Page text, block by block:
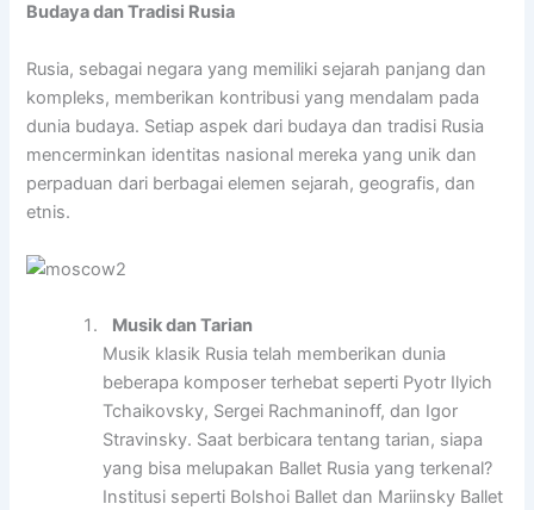
Budaya dan Tradisi Rusia
Rusia, sebagai negara yang memiliki sejarah panjang dan
kompleks, memberikan kontribusi yang mendalam pada
dunia budaya. Setiap aspek dari budaya dan tradisi Rusia
mencerminkan identitas nasional mereka yang unik dan
perpaduan dari berbagai elemen sejarah, geografis, dan
etnis.
Musik dan Tarian
Musik klasik Rusia telah memberikan dunia
beberapa komposer terhebat seperti Pyotr Ilyich
Tchaikovsky, Sergei Rachmaninoff, dan Igor
Stravinsky. Saat berbicara tentang tarian, siapa
yang bisa melupakan Ballet Rusia yang terkenal?
Institusi seperti Bolshoi Ballet dan Mariinsky Ballet